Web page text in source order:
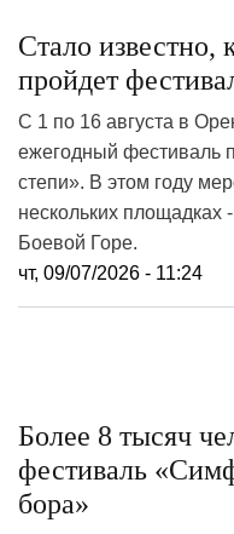
Стало известно,
пройдет
С 1 по 16 августа в
ежегодный фестиваль
степи». В этом году
нескольких площадках
Боевой Горе.
чт, 09/07/2026 - 11:24
Более 8 тысяч
фестиваль
бора»